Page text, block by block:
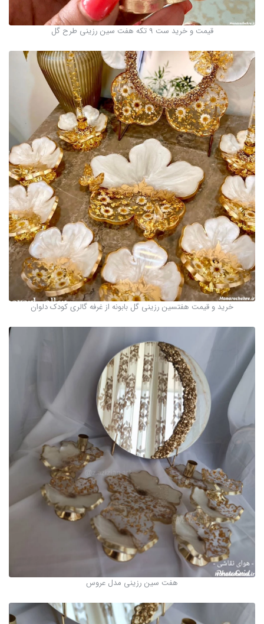
قیمت و خرید ست 9 تکه هفت سین رزینی طرح گل
خرید و قیمت هفتسین رزینی گل بابونه از غرفه گالری کودک دلوان
هفت سین رزینی مدل عروس